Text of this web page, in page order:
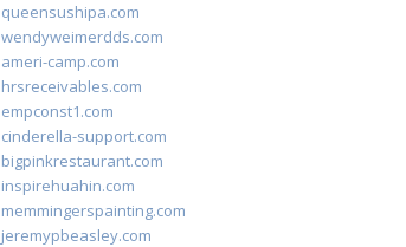
queensushipa.com
wendyweimerdds.com
ameri-camp.com
hrsreceivables.com
empconst1.com
cinderella-support.com
bigpinkrestaurant.com
inspirehuahin.com
memmingerspainting.com
jeremypbeasley.com